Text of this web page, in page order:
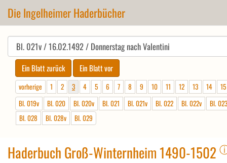
Die Ingelheimer Haderbücher
vorherige 1 2 3 4 5 6 7 8 9 10 11 12 13 14
15
Bl. 019v
Bl. 020 Bl. 020v Bl. 021 Bl. 021v Bl. 022 Bl. 022v
Bl. 023
Bl. 028
Bl. 028v Bl. 029
Haderbuch Groß-Winternheim 1490-1502